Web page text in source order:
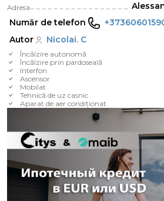
Adresa
Număr de telefon
Autor
Nicolai. C
Încălzire autonomă
Încălzire prin pardoseală
Interfon
Ascensor
Mobilat
Tehnică de uz casnic
Aparat de aer condiționat